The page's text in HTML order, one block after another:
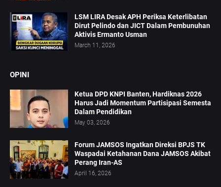
LSM LIRA Desak APH Periksa Keterlibatan
Dirut Pelindo dan JICT Dalam Pembunuhan
Aktivis Ermanto Usman
March 11, 2026
OPINI
Ketua DPD KNPI Banten, Hardiknas 2026
Harus Jadi Momentum Partisipasi Semesta
Dalam Pendidikan
May 03, 2026
Forum JAMSOS Ingatkan Direksi BPJS TK
Waspadai Ketahanan Dana JAMSOS Akibat
Perang Iran-AS
April 16, 2026